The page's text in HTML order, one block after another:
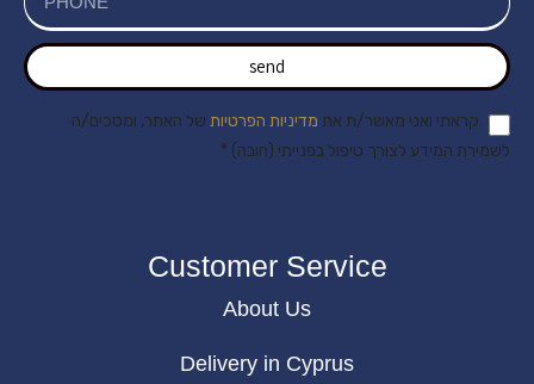
send
קראתי ואני מאשר/ת את מדיניות הפרטיות של האתר, ומסכים/ה
לשמירת המידע לצורך טיפול בפנייתי (חובה) *
Customer Service
About Us
Delivery in Cyprus